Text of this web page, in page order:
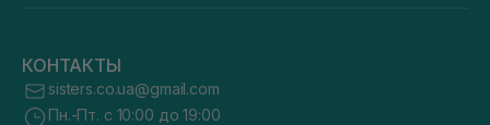
КОНТАКТЫ
sisters.co.ua@gmail.com
Пн.-Пт. с 10:00 до 19:00